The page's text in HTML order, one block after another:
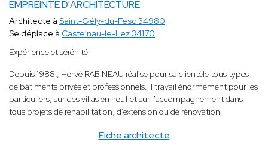
EMPREINTE D'ARCHITECTURE
Fiche architecte
Architecte à Saint-Gély-du-Fesc 34980
Se déplace à Castelnau-le-Lez 34170
Expérience et sérénité
Depuis 1988., Hervé RABINEAU réalise pour sa clientèle tous types
de bâtiments privés et professionnels. Il travail énormément pour les
particuliers, sur des villas en neuf et sur l'accompagnement dans
tous projets de réhabilitation, d’extension ou de rénovation.